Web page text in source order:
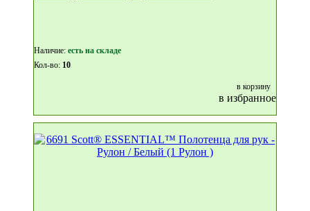
Наличие: eсть на складе
Кол-во: 10
в корзину
в избранное